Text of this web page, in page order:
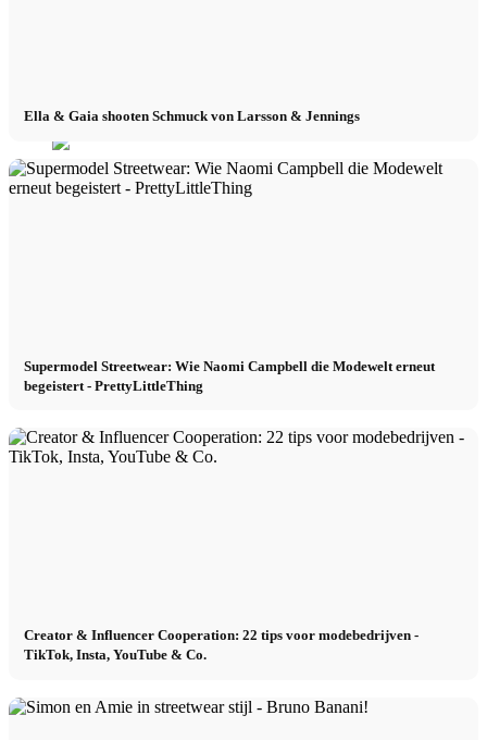
Ella & Gaia shooten Schmuck von Larsson & Jennings
Supermodel Streetwear: Wie Naomi Campbell die Modewelt erneut
begeistert - PrettyLittleThing
Creator & Influencer Cooperation: 22 tips voor modebedrijven -
TikTok, Insta, YouTube & Co.